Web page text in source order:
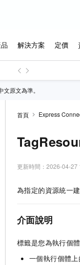
原文為準。
首頁 Express
更新時間： 2026-04-27
為指定的資源統一
介面說明
標籤是您為執行個
一個執行個體上